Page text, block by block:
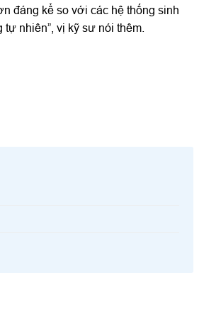
đáng kể so với các hệ thống sinh
nhiên”, vị kỹ sư nói thêm.